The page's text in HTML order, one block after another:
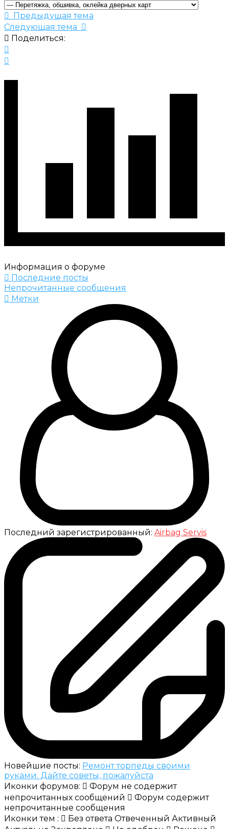
Предыдущая тема
Следующая тема
Поделиться:
Информация о форуме
Последние посты
Непрочитанные сообщения
Метки
Последний зарегистрированный: Airbag Servis
Новейшие посты: Ремонт торпеды своими
руками. Дайте советы, пожалуйста
Иконки форумов:
Форум не содержит
непрочитанных сообщений
Форум содержит
непрочитанные сообщения
Иконки тем :
Без ответа Отвеченный Активный